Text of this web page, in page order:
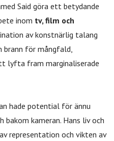
Said göra ett betydande
inom tv, film och
av konstnärlig talang
brann för mångfald,
lyfta fram marginaliserade
hade potential för ännu
kameran. Hans liv och
representation och vikten av